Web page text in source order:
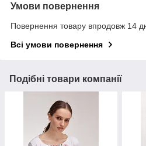
Умови повернення
Повернення товару впродовж 14
Всі умови повернення
Подібні товари компанії